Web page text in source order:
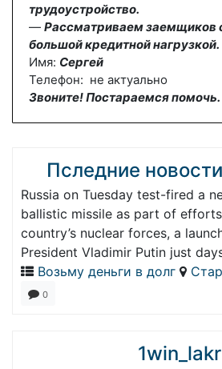
трудоустройство.
— Рассматриваем заемщиков
большой кредитной нагрузкой.
Имя: Сергей
Телефон: не актуально
Звоните! Постараемся помочь.
Пследние
Russia on Tuesday test-fired a
ballistic missile as part of
country’s nuclear forces, a
President Vladimir Putin just
Возьму деньги в долг
0
1win_lakr